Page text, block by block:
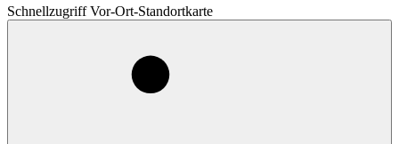
Schnellzugriff Vor-Ort-Standortkarte